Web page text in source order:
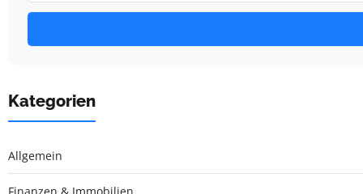
Kategorien
Allgemein